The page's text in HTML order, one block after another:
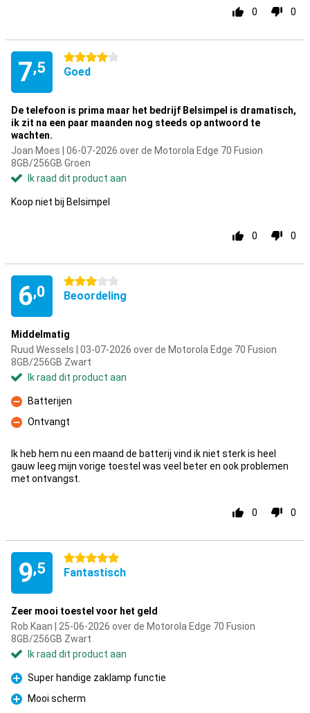
0 0
7,5
4 sterren
Goed
De telefoon is prima maar het bedrijf Belsimpel is dramatisch,
ik zit na een paar maanden nog steeds op antwoord te
wachten.
Joan Moes | 06-07-2026 over de Motorola Edge 70 Fusion
8GB/256GB Groen
Ik raad dit product aan
Koop niet bij Belsimpel
0 0
6,0
3 sterren
Beoordeling
Middelmatig
Ruud Wessels | 03-07-2026 over de Motorola Edge 70 Fusion
8GB/256GB Zwart
Ik raad dit product aan
Minpunt
Batterijen
Minpunt
Ontvangt
Ik heb hem nu een maand de batterij vind ik niet sterk is heel
gauw leeg mijn vorige toestel was veel beter en ook problemen
met ontvangst.
0 0
9,5
5 sterren
Fantastisch
Zeer mooi toestel voor het geld
Rob Kaan | 25-06-2026 over de Motorola Edge 70 Fusion
8GB/256GB Zwart
Ik raad dit product aan
Pluspunt
Super handige zaklamp functie
Pluspunt
Mooi scherm